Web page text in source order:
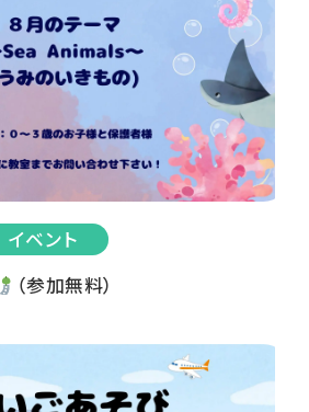
イベント
（参加無料）